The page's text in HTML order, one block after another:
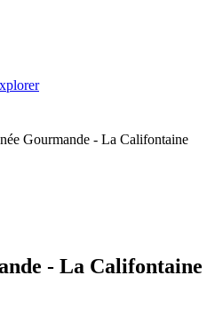
Gourmande - La Califontaine
- La Califontaine